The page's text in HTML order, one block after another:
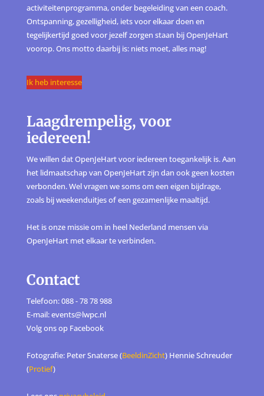
activiteitenprogramma, onder begeleiding van een coach.
Ontspanning, gezelligheid, iets voor elkaar doen en
tegelijkertijd goed voor jezelf zorgen staan bij OpenJeHart
voorop. Ons motto daarbij is: niets moet, alles mag!
Ik heb interesse
Laagdrempelig, voor
iedereen!
We willen dat OpenJeHart voor iedereen toegankelijk is. Aan
het lidmaatschap van OpenJeHart zijn dan ook geen kosten
verbonden. Wel vragen we soms om een eigen bijdrage,
zoals bij weekenduitjes of een gezamenlijke maaltijd.
Het is onze missie om in heel Nederland mensen via
OpenJeHart met elkaar te verbinden.
Contact
Telefoon: 088 - 78 78 988
E-mail: events@lwpc.nl
Volg ons op Facebook
Fotografie: Peter Snaterse (BeeldinZicht) Hennie Schreuder
(Protief)